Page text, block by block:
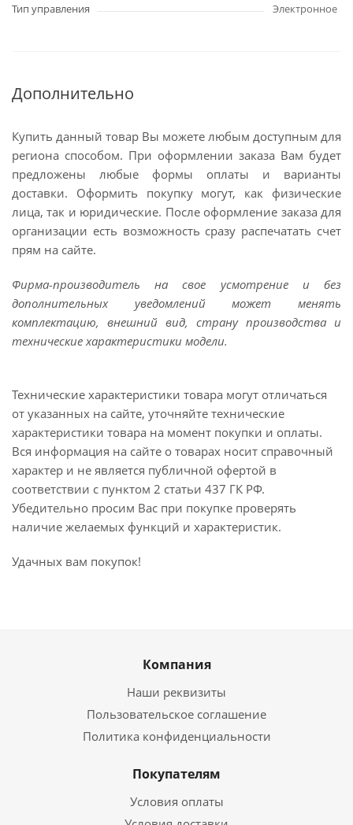
Тип управления
Электронное
Дополнительно
Купить данный товар Вы можете любым доступным для
региона способом. При оформлении заказа Вам будет
предложены любые формы оплаты и варианты
доставки. Оформить покупку могут, как физические
лица, так и юридические. После оформление заказа для
организации есть возможность сразу распечатать счет
прям на сайте.
Фирма-производитель на свое усмотрение и без
дополнительных уведомлений может менять
комплектацию, внешний вид, страну производства и
технические характеристики модели.
Технические характеристики товара могут отличаться
от указанных на сайте, уточняйте технические
характеристики товара на момент покупки и оплаты.
Вся информация на сайте о товарах носит справочный
характер и не является публичной офертой в
соответствии с пунктом 2 статьи 437 ГК РФ.
Убедительно просим Вас при покупке проверять
наличие желаемых функций и характеристик.
Удачных вам покупок!
Компания
Наши реквизиты
Пользовательское соглашение
Политика конфиденциальности
Покупателям
Условия оплаты